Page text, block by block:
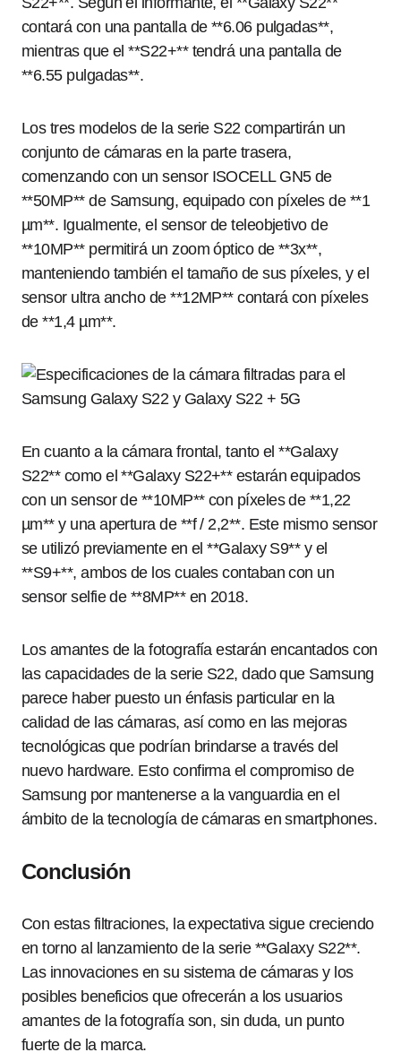
contará con una pantalla de **6.06 pulgadas**,
mientras que el **S22+** tendrá una pantalla de
**6.55 pulgadas**.
Los tres modelos de la serie S22 compartirán un
conjunto de cámaras en la parte trasera,
comenzando con un sensor ISOCELL GN5 de
**50MP** de Samsung, equipado con píxeles de **1
µm**. Igualmente, el sensor de teleobjetivo de
**10MP** permitirá un zoom óptico de **3x**,
manteniendo también el tamaño de sus píxeles, y el
sensor ultra ancho de **12MP** contará con píxeles
de **1,4 µm**.
En cuanto a la cámara frontal, tanto el **Galaxy
S22** como el **Galaxy S22+** estarán equipados
con un sensor de **10MP** con píxeles de **1,22
µm** y una apertura de **f / 2,2**. Este mismo sensor
se utilizó previamente en el **Galaxy S9** y el
**S9+**, ambos de los cuales contaban con un
sensor selfie de **8MP** en 2018.
Los amantes de la fotografía estarán encantados con
las capacidades de la serie S22, dado que Samsung
parece haber puesto un énfasis particular en la
calidad de las cámaras, así como en las mejoras
tecnológicas que podrían brindarse a través del
nuevo hardware. Esto confirma el compromiso de
Samsung por mantenerse a la vanguardia en el
ámbito de la tecnología de cámaras en smartphones.
Conclusión
Con estas filtraciones, la expectativa sigue creciendo
en torno al lanzamiento de la serie **Galaxy S22**.
Las innovaciones en su sistema de cámaras y los
posibles beneficios que ofrecerán a los usuarios
amantes de la fotografía son, sin duda, un punto
fuerte de la marca.